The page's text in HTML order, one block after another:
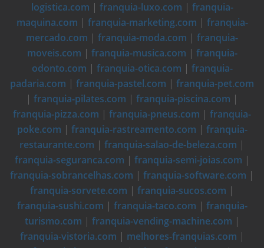
logistica.com | franquia-luxo.com | franquia-
maquina.com | franquia-marketing.com | franquia-
mercado.com | franquia-moda.com | franquia-
moveis.com | franquia-musica.com | franquia-
odonto.com | franquia-otica.com | franquia-
padaria.com | franquia-pastel.com | franquia-pet.com
| franquia-pilates.com | franquia-piscina.com |
franquia-pizza.com | franquia-pneus.com | franquia-
poke.com | franquia-rastreamento.com | franquia-
restaurante.com | franquia-salao-de-beleza.com |
franquia-seguranca.com | franquia-semi-joias.com |
franquia-sobrancelhas.com | franquia-software.com |
franquia-sorvete.com | franquia-sucos.com |
franquia-sushi.com | franquia-taco.com | franquia-
turismo.com | franquia-vending-machine.com |
franquia-vistoria.com | melhores-franquias.com |